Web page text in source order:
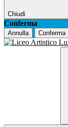
Chiudi
Conferma
Annulla Conferma